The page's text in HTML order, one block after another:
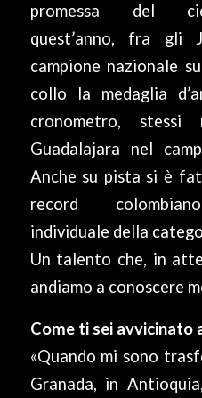
promessa del
quest’anno, fra gli
campione nazionale
collo la medaglia
cronometro,
Guadalajara nel
Anche su pista si è
record
individuale della
Un talento che, in
andiamo a conoscere
Come ti sei avvicinato
«Quando mi sono
Granada, in